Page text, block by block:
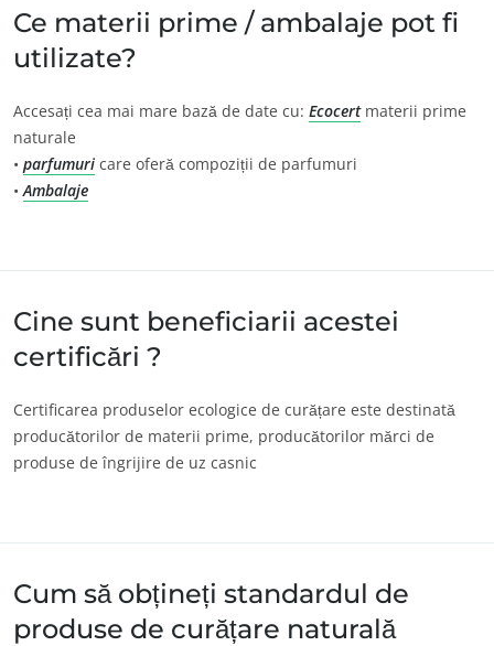
Acționează prin serviciile noastre
Progresul împreună cu echipele noastre
Implică-te pentru mediul nostru
Portugalia (portugheză)
România (română)
Turcia (turcă)
Ce materii prime / ambalaje pot fi
utilizate?
Accesați cea mai mare bază de date cu: Ecocertmaterii prime
naturale
• parfumuri care oferă compoziții de parfumuri
•Ambalaje
Cine sunt beneficiarii acestei
certificări ?
Certificarea produselor ecologice de curățare este destinată
producătorilor de materii prime, producătorilor mărci de
produse de îngrijire de uz casnic
Cum să obțineți standardul de
produse de curățare naturală